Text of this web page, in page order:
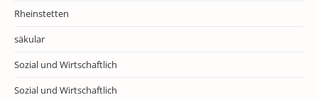
Rheinstetten
säkular
Sozial und Wirtschaftlich
Sozial und Wirtschaftlich